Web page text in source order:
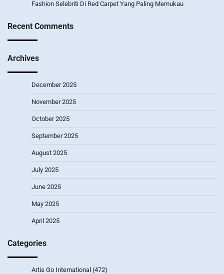
Fashion Selebriti Di Red Carpet Yang Paling Memukau
Recent Comments
Archives
December 2025
November 2025
October 2025
September 2025
August 2025
July 2025
June 2025
May 2025
April 2025
Categories
Artis Go International (472)